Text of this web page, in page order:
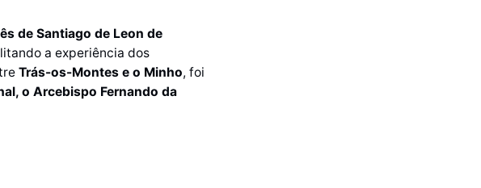
de Santiago de Leon de
a experiência dos
Trás-os-Montes e o Minho, foi
o Arcebispo Fernando da